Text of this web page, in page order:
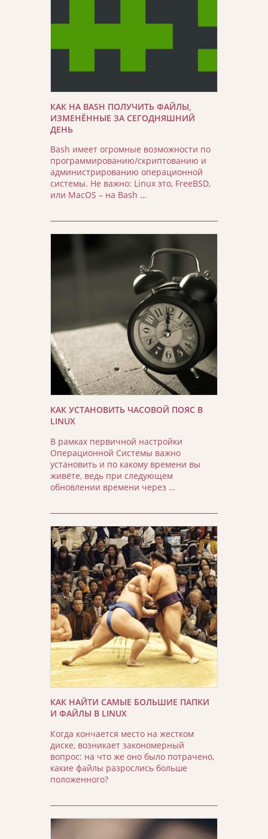
КАК НА BASH ПОЛУЧИТЬ ФАЙЛЫ,
ИЗМЕНЁННЫЕ ЗА СЕГОДНЯШНИЙ
ДЕНЬ
Bash имеет огромные возможности по
программированию/скриптованию и
администрированию операционной
системы. Не важно: Linux это, FreeBSD,
или MacOS – на Bash …
КАК УСТАНОВИТЬ ЧАСОВОЙ ПОЯС В
LINUX
В рамках первичной настройки
Операционной Системы важно
установить и по какому времени вы
живёте, ведь при следующем
обновлении времени через …
КАК НАЙТИ САМЫЕ БОЛЬШИЕ ПАПКИ
И ФАЙЛЫ В LINUX
Когда кончается место на жестком
диске, возникает закономерный
вопрос: на что же оно было потрачено,
какие файлы разрослись больше
положенного?